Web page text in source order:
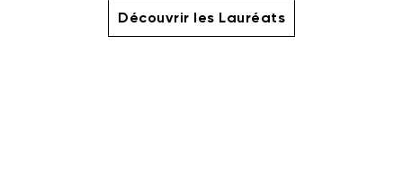
Découvrir les Lauréats